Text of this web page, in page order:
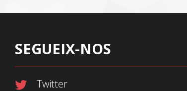
SEGUEIX-NOS
Twitter